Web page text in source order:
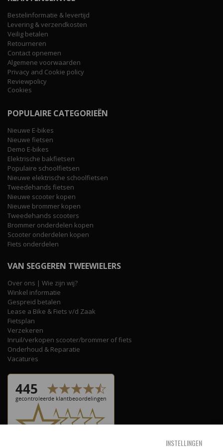
Bestelinformatie & levertijd
Levering & verzendkosten
Veilig betalen
Retourneren
Contact opnemen
Algemene voorwaarden
Privacy and Cookie policy
Reviewpolicy
Cookies
POPULAIRE CATEGORIEËN
Nieuwe E-bikes
Nieuwe fietsen
Demo E-bikes
Elektrische bakfietsen
Populaire schoolfietsen
Nieuwe elektrische schoolfietsen
Tweedehands fietsen
Nieuwe scooter kopen
Nieuwe brommer kopen
Tweedehands scooters
Brommer onderdelen kopen
Scooter onderdelen kopen
Fiets onderdelen
VAN SEGGEREN TWEEWIELERS
Over ons | Wie zijn wij?
Winkel informatie
Gespreid betalen
Lease a Bike & Fiets v/d Zaak
Fietsplan
Verzekeren
Inruil/verkopen scooter/brommer of fiets
Onderhoud & Reparatie
Vacatures
INSTELLINGEN